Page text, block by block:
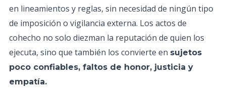
en lineamientos y reglas, sin necesidad de ningún tipo
de imposición o vigilancia externa. Los actos de
cohecho no solo diezman la reputación de quien los
ejecuta, sino que también los convierte en sujetos
poco confiables, faltos de honor, justicia y
empatía.